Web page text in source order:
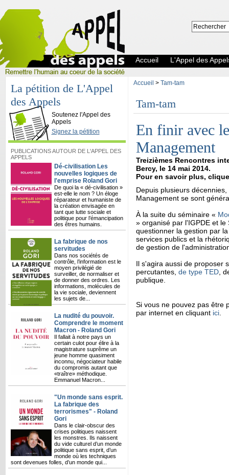
L'Appel des Appels
Accueil L'Appel des
La pétition de L'Appel
des Appels
Soutenez l'Appel des
Appels
Signez la pétition
PUBLICATIONS AUTOUR DE L'APPEL DES
APPELS
Dé-civilisation Les
nouvelles logiques de
l'emprise Roland Gori
De quoi la « dé-civilisation »
est-elle le nom ? Un éloge
réparateur et humaniste de
la création envisagée en
tant que lutte sociale et
politique pour l’émancipation
des êtres humains.
La fabrique de nos
servitudes
Dans nos sociétés de
contrôle, l’information est le
moyen privilégié de
surveiller, de normaliser et
de donner des ordres. Les
informations, molécules de
la vie sociale, deviennent
les sujets de...
La nudité du pouvoir.
Comprendre le moment
Macron - Roland Gori
Il fallait à notre pays un
certain culot pour élire à la
magistrature suprême un
jeune homme quasiment
inconnu, négociateur habile
du compromis autant que
«traître» méthodique.
Emmanuel Macron...
"Un monde sans esprit.
La fabrique des
terrorismes" - Roland
Gori
Dans le clair-obscur des
crises politiques naissent
les monstres. Ils naissent
du vide culturel d’un monde
politique sans esprit, d’un
monde où les techniques
sont devenues folles, d’un monde qui...
Accueil > Tam-tam
Tam-tam
En finir avec
Management
Treizièmes Rencontres
Bercy, le 14 mai 2014.
Pour en savoir plus,
Depuis plusieurs
Management se sont
À la suite du séminaire «
» organisé par l'IGPDE et le
questionner la gestion par
services publics et la
de gestion de
Il s'agira aussi de proposer
percutantes, de type TED,
publique.
Si vous ne pouvez pas être
par internet en cliquant ici.